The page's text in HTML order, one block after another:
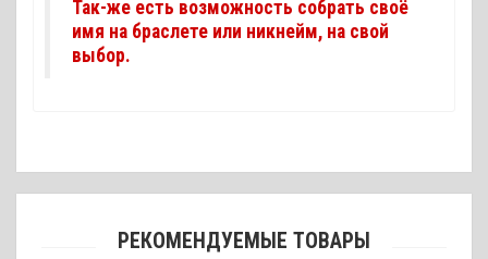
Так-же есть возможность собрать своё
имя на браслете или никнейм, на свой
выбор.
РЕКОМЕНДУЕМЫЕ ТОВАРЫ